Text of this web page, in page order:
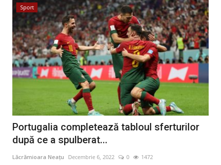
Sport
Portugalia completează tabloul sferturilor
după ce a spulberat...
Lăcrămioara Neațu Decembrie 6, 2022 0 1472